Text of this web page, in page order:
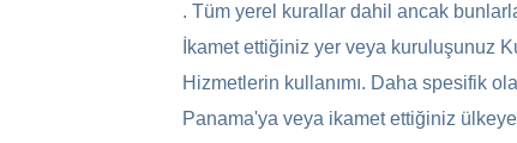
. Tüm yerel kurallar dahil ancak
İkamet ettiğiniz yer veya kuruluşunuz
Hizmetlerin kullanımı. Daha spesifik
Panama'ya veya ikamet ettiğiniz